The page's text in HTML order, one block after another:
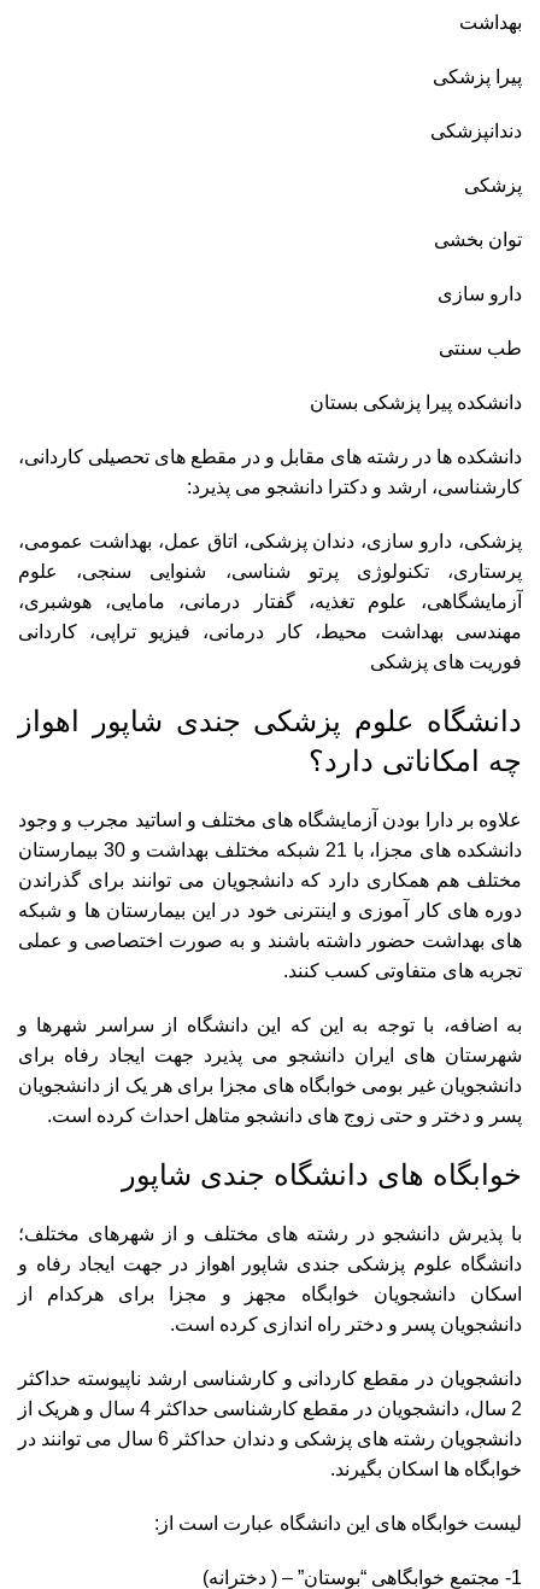
بهداشت
پیرا پزشکی
دندانپزشکی
پزشکی
توان بخشی
دارو سازی
طب سنتی
دانشکده پیرا پزشکی بستان
دانشکده ها در رشته های مقابل و در مقطع های تحصیلی کاردانی،
کارشناسی، ارشد و دکترا دانشجو می پذیرد:
پزشکی، دارو سازی، دندان پزشکی، اتاق عمل، بهداشت عمومی،
پرستاری، تکنولوژی پرتو شناسی، شنوایی سنجی، علوم
آزمایشگاهی، علوم تغذیه، گفتار درمانی، مامایی، هوشبری،
مهندسی بهداشت محیط، کار درمانی، فیزیو تراپی، کاردانی
فوریت های پزشکی
دانشگاه علوم پزشکی جندی شاپور اهواز
چه امکاناتی دارد؟
علاوه بر دارا بودن آزمایشگاه های مختلف و اساتید مجرب و وجود
دانشکده های مجزا، با 21 شبکه مختلف بهداشت و 30 بیمارستان
مختلف هم همکاری دارد که دانشجویان می توانند برای گذراندن
دوره های کار آموزی و اینترنی خود در این بیمارستان ها و شبکه
های بهداشت حضور داشته باشند و به صورت اختصاصی و عملی
تجربه های متفاوتی کسب کنند.
به اضافه، با توجه به این که این دانشگاه از سراسر شهرها و
شهرستان های ایران دانشجو می پذیرد جهت ایجاد رفاه برای
دانشجویان غیر بومی خوابگاه های مجزا برای هر یک از دانشجویان
پسر و دختر و حتی زوج های دانشجو متاهل احداث کرده است.
خوابگاه های دانشگاه جندی شاپور
با پذیرش دانشجو در رشته های مختلف و از شهرهای مختلف؛
دانشگاه علوم پزشکی جندی شاپور اهواز در جهت ایجاد رفاه و
اسکان دانشجویان خوابگاه مجهز و مجزا برای هرکدام از
دانشجویان پسر و دختر راه اندازی کرده است.
دانشجویان در مقطع کاردانی و کارشناسی ارشد ناپیوسته حداکثر
2 سال، دانشجویان در مقطع کارشناسی حداکثر 4 سال و هریک از
دانشجویان رشته های پزشکی و دندان حداکثر 6 سال می توانند در
خوابگاه ها اسکان بگیرند.
لیست خوابگاه های این دانشگاه عبارت است از:
1- مجتمع خوابگاهی “بوستان” – ( دخترانه)